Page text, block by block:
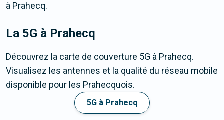
à Prahecq.
La 5G à Prahecq
Découvrez la carte de couverture 5G à Prahecq.
Visualisez les antennes et la qualité du réseau mobile
disponible pour les Prahecquois.
5G à Prahecq